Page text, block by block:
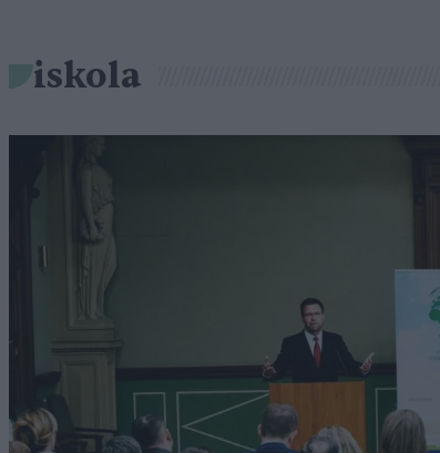
iskola